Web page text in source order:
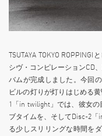
TSUTAYA TOKYO
シヴ・コンピレーションCD
バムが完成しました。今回
ビルの灯りが灯りはじめる
1「in twilight」では、彼女
ブタイムを、そしてDisc-2
る少しスリリングな時間を